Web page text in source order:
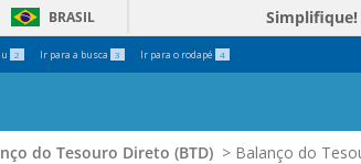
2 Ir para a busca 3 Ir para o rodapé 4
BRASIL Simplifique!
do Tesouro Direto (BTD) > Balanço do